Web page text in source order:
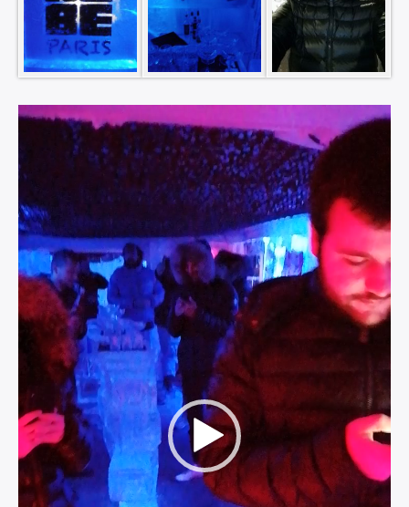
Lecteur